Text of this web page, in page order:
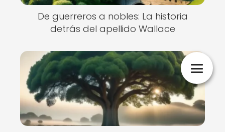
De guerreros a nobles: La historia
detrás del apellido Wallace